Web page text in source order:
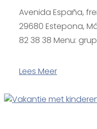
Avenida España,
29680 Estepona,
82 38 38 Menu:
Lees Meer